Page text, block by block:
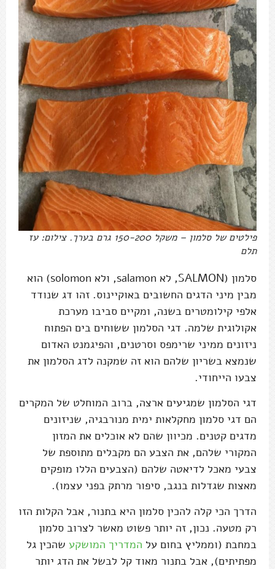
פילטים של סלמון – משקל 150-200 גרם בערך. צילום: עז
תלם
סלמון (SALMON, לא salamon, ולא solomon) הוא
מבין מיני הדגים החשובים באוקיינוס. זהו דג שנודד
אלפי קילומטרים בשנה, ומקיים סביבו מערכת
אקולוגית שלמה. דגי הסלמון ששוחים בים הפתוח
ניזונים ממיני שרימפס וסרטנים, והפיגמנט האדום
שנמצא בשריון שלהם הוא זה שמקנה לדג הסלמון את
צבעו הייחודי.
דגי הסלמון שמגיעים ארצה, ברוב המוחלט של המקרים
הם דגי סלמון מחקלאות ימית מנורבגיה, שניזונים
מדגים קטנים. מכיוון שהם לא אוכלים את המזון
המקורי שלהם, את הצבע הם מקבלים מתוספת של
צבעי מאכל לדיאטה שלהם (הצבעים הללו מופקים
מאצות שגדלות בנגב, סיפור מרתק בפני עצמו).
הדרך הכי קלה להכין סלמון היא בתנור, אבל הקלות הזו
רק מטעה. נכון, זה יותר פשוט מאשר לצרוב סלמון
במחבת (וממליץ בחום על המדריך המושקע שהכין גל
מפתיתים), אבל בתנור מאוד קל לבשל את הדג יותר